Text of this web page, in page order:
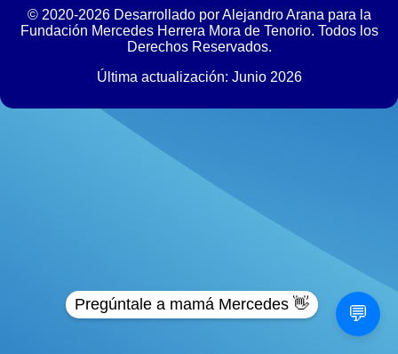
© 2020-2026 Desarrollado por Alejandro Arana para la
Fundación Mercedes Herrera Mora de Tenorio. Todos los
Derechos Reservados.
Última actualización: Junio 2026
💬
Pregúntale a mamá Mercedes 👋